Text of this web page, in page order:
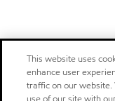
This website uses
enhance user
traffic on our